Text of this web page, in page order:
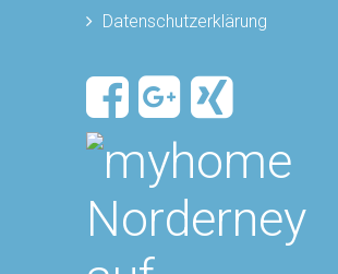
Datenschutzerklärung